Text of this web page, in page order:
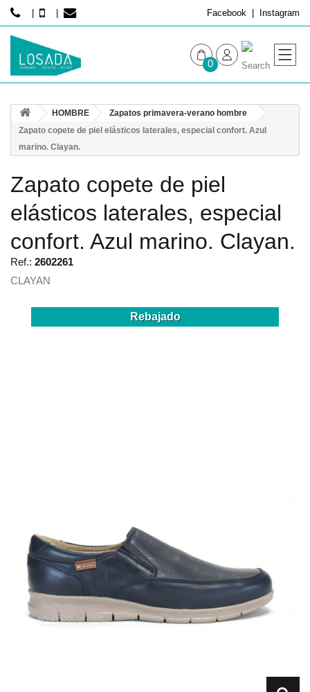
Facebook Instagram
0
HOMBRE
HOMBRE
Zapatos primavera-verano hombre
Zapato copete de piel elásticos laterales, especial confort. Azul
marino. Clayan.
Zapato copete de piel
elásticos laterales, especial
confort. Azul marino. Clayan.
Ref.: 2602261
CLAYAN
Rebajado